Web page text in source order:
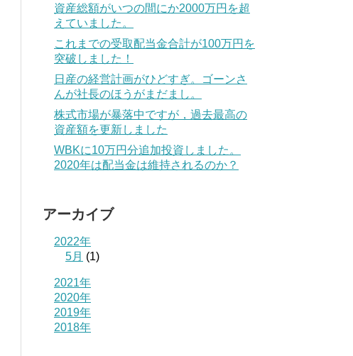
資産総額がいつの間にか2000万円を超
えていました。
これまでの受取配当金合計が100万円を
突破しました！
日産の経営計画がひどすぎ。ゴーンさ
んが社長のほうがまだまし。
株式市場が暴落中ですが，過去最高の
資産額を更新しました
WBKに10万円分追加投資しました。
2020年は配当金は維持されるのか？
アーカイブ
2022年
5月 (1)
2021年
2020年
2019年
2018年